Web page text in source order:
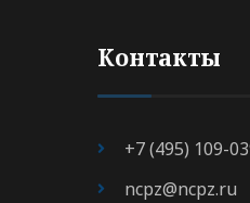
Контакты
+7 (495) 109-
ncpz@ncpz.ru